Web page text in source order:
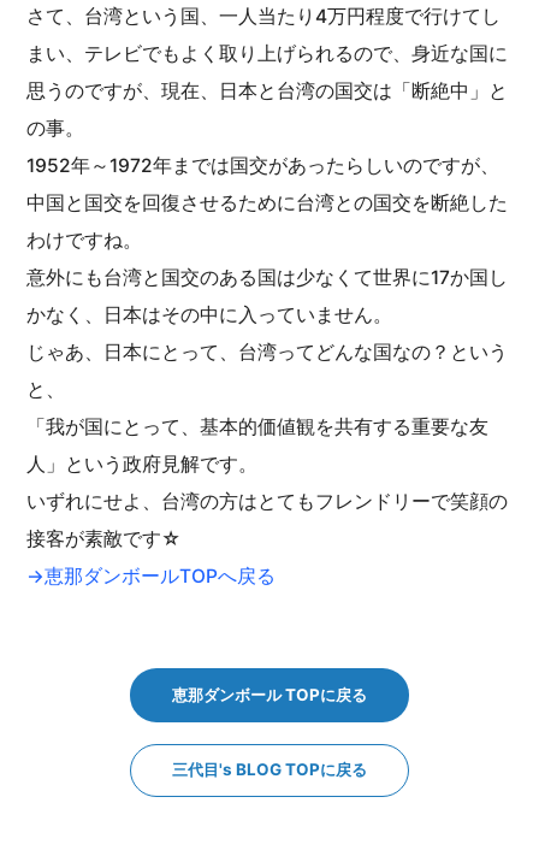
さて、台湾という国、一人当たり4万円程度で行けてし
まい、テレビでもよく取り上げられるので、身近な国に
思うのですが、現在、日本と台湾の国交は「断絶中」と
の事。
1952年～1972年までは国交があったらしいのですが、
中国と国交を回復させるために台湾との国交を断絶した
わけですね。
意外にも台湾と国交のある国は少なくて世界に17か国し
かなく、日本はその中に入っていません。
じゃあ、日本にとって、台湾ってどんな国なの？という
と、
「我が国にとって、基本的価値観を共有する重要な友
人」という政府見解です。
いずれにせよ、台湾の方はとてもフレンドリーで笑顔の
接客が素敵です☆
→恵那ダンボールTOPへ戻る
恵那ダンボール TOPに戻る
三代目's BLOG TOPに戻る